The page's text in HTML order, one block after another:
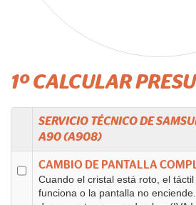
1º CALCULAR
SERVICIO TÉCNICO DE
A90 (A908)
CAMBIO DE PANTALLA
Cuando el cristal está roto, el táctil
funciona o la pantalla no